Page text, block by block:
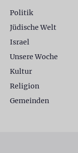
Politik
Jüdische Welt
Israel
Unsere Woche
Kultur
Religion
Gemeinden